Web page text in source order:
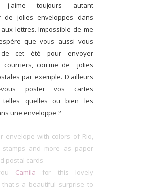
j'aime toujours autant
de jolies enveloppes dans
lettres. Impossible de me
que vous aussi vous
cet été pour envoyer
courriers, comme de jolies
par exemple. D'ailleurs
vous poster vos cartes
telles quelles ou bien les
une enveloppe ?
envelope with colors of Rio,
stamps and more as paper
postal cards
Camila for this lovely
that's a beautiful surprise to